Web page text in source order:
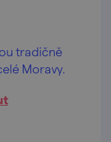
tradičně
Moravy.